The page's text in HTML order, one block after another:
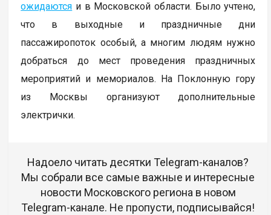
ожидаются и в Московской области. Было учтено,
что в выходные и праздничные дни
пассажиропоток особый, а многим людям нужно
добраться до мест проведения праздничных
мероприятий и мемориалов. На Поклонную гору
из Москвы организуют дополнительные
электрички.
Надоело читать десятки Telegram-каналов?
Мы собрали все самые важные и интересные
новости Московского региона в новом
Telegram-канале. Не пропусти, подписывайся!